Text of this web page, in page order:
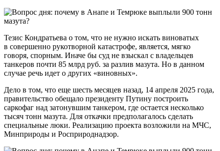
Тезис Кондратьева о том, что не нужно искать виноватых
в совершенно рукотворной катастрофе, является, мягко
говоря, спорным. Иначе бы суд не взыскал с владельцев
танкеров почти 85 млрд руб. за разлив мазута. Но в данном
случае речь идет о других «виновных».
Дело в том, что еще шесть месяцев назад, 14 апреля 2025 года,
правительство обещало президенту Путину построить
саркофаг над затонувшим танкером, где остается несколько
тысяч тонн мазута. Для откачки предполагалось сделать
специальные люки. Реализацию проекта возложили на МЧС,
Минприроды и Росприроднадзор.